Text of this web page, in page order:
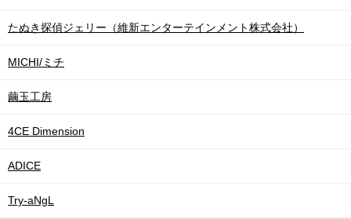
たぬき探偵ジェリー（維新エンターテインメント株式会社）
MICHI/ミチ
繭玉工房
4CE Dimension
ADICE
Try-aNgL